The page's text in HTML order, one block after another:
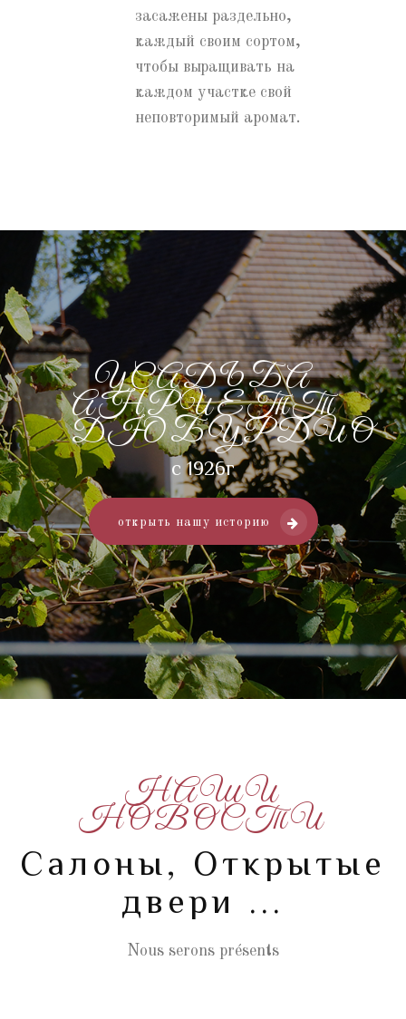
засажены раздельно,
каждый своим сортом,
чтобы выращивать на
каждом участке свой
неповторимый аромат.
УСАДЬБА
АНРИЕТТ
ДЮБУРДИО
с 1926г
открыть нашу историю
НАШИ
НОВОСТИ
Салоны, Открытые
двери ...
Nous serons présents